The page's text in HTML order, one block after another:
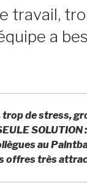
travail,
a
de stress,
au
offres très